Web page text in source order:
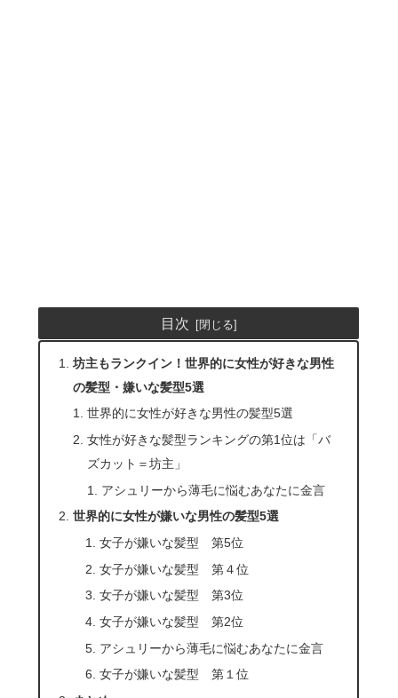
目次
坊主もランクイン！世界的に女性が好きな男性
の髪型・嫌いな髪型5選
世界的に女性が好きな男性の髪型5選
女性が好きな髪型ランキングの第1位は「バ
ズカット＝坊主」
アシュリーから薄毛に悩むあなたに金言
世界的に女性が嫌いな男性の髪型5選
女子が嫌いな髪型 第5位
女子が嫌いな髪型 第４位
女子が嫌いな髪型 第3位
女子が嫌いな髪型 第2位
アシュリーから薄毛に悩むあなたに金言
女子が嫌いな髪型 第１位